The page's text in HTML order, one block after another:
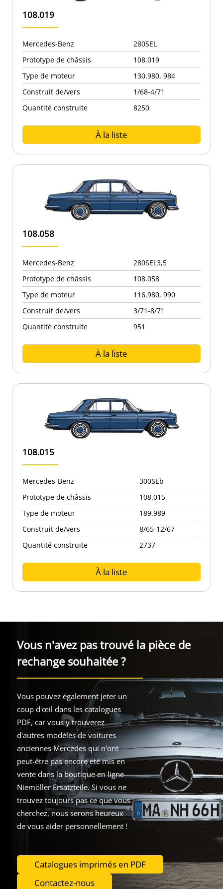
108.019
Mercedes-Benz
280SEL
Prototype de châssis
108.019
Type de moteur
130.980, 984
Construit de/vers
1/68-4/71
Quantité construite
8250
À la liste
108.058
Mercedes-Benz
280SEL3,5
Prototype de châssis
108.058
Type de moteur
116.980, 990
Construit de/vers
3/71-8/71
Quantité construite
951
À la liste
108.015
Mercedes-Benz
300SEb
Prototype de châssis
108.015
Type de moteur
189.989
Construit de/vers
8/65-12/67
Quantité construite
2737
À la liste
Vous n'avez pas trouvé la pièce de
rechange souhaitée ?
Vous pouvez également jeter un
coup d'œil dans les catalogues
PDF, car vous y trouverez
d'autres modèles de voitures
anciennes Mercedes qui n'ont
peut-être pas encore été mis en
vente dans la boutique en ligne
Niemöller Ersatzteile. Si vous ne
trouvez toujours pas ce que vous
cherchez, nous serons heureux
de vous aider personnellement !
Catalogues imprimés en PDF
Contactez-nous